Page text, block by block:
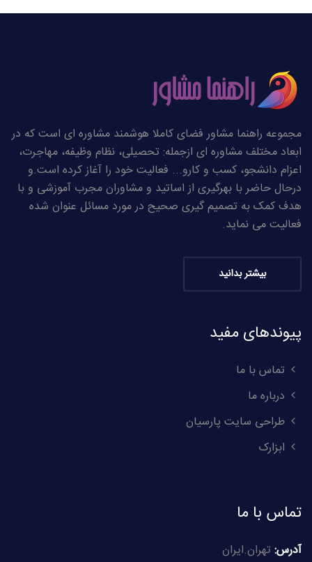
مجموعه راهنما مشاور فضای کاملا هوشمند مشاوره ای است که در
ابعاد مختلف مشاوره ای ازجمله: تحصیلی، نظام وظیفه، مهاجرت،
اعزام دانشجو، کسب و کارو... فعالیت خود را آغاز کرده است.و
درحال حاضر با بهرگیری از اساتید و مشاوران مجرب آموزشی و با
هدف کمک به تصمیم گیری صحیح در مورد مسائل عنوان شده
فعالیت می نماید.
بیشتر بدانید
پیوندهای مفید
تماس با ما
درباره ما
طراحی سایت پارسیان
ابزارک
تماس با ما
آدرس:تهران.ایران